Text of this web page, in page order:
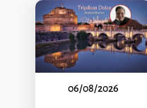
06/08/2026